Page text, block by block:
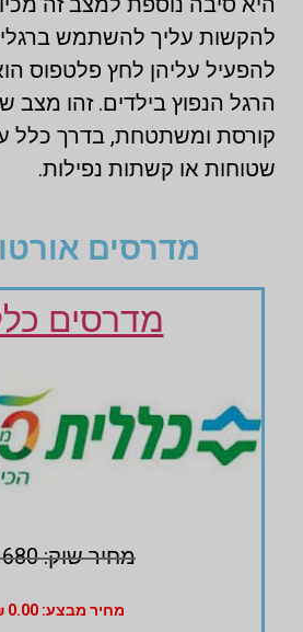
להקשות עליך להשתמש
להפעיל עליהן לחץ פלטפוס
הרגל הנפוץ בילדים. זהו
קורסת ומשתטחת, בדרך כלל
שטוחות או קשתות נפילות.
מדרסים
מדרסים
מחיר שוק: 680 ₪
מחיר מבצע: 0.00 ₪